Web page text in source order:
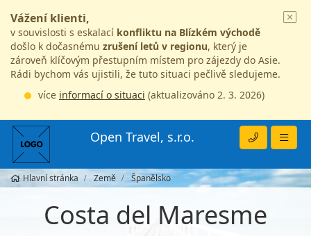
Vážení klienti,
v souvislosti s eskalací konfliktu na Blízkém východě
došlo k dočasnému zrušení letů v regionu, který je
zároveň klíčovým přestupním místem pro zájezdy do Asie.
Rádi bychom vás ujistili, že tuto situaci pečlivě sledujeme.
více informací o situaci (aktualizováno 2. 3. 2026)
Open Travel, s.r.o.
Hlavní stránka Země Španělsko
Costa del Maresme